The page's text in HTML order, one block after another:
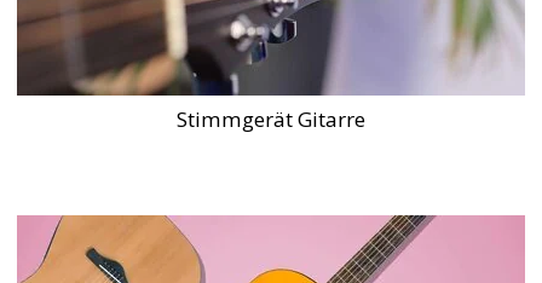
Stimmgerät Gitarre